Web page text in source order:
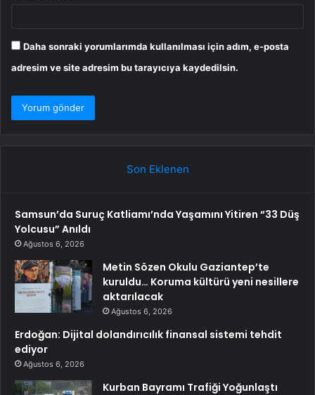
Daha sonraki yorumlarımda kullanılması için adım, e-posta
adresim ve site adresim bu tarayıcıya kaydedilsin.
Son Eklenen
Samsun’da Suruç Katliamı’nda Yaşamını Yitiren “33 Düş
Yolcusu” Anıldı
Ağustos 6, 2026
Metin Sözen Okulu Gaziantep’te
kuruldu… Koruma kültürü yeni nesillere
aktarılacak
Ağustos 6, 2026
Erdoğan: Dijital dolandırıcılık finansal sistemi tehdit
ediyor
Ağustos 6, 2026
Kurban Bayramı Trafiği Yoğunlaştı